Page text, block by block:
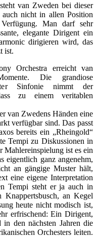
van Zweden bei dieser
nicht in allen Position
Man darf sehr
elegante Dirigent ein
dirigieren wird, das
ist.
Orchestra erreicht van
Die grandiose
Sinfonie nimmt der
zu einem veritablen
van Zwedens Händen eine
verfügbar sind. Das passt
bereits ein „Rheingold“
Tempi zu Diskussionen in
Mahlereinspielung ist es ein
eigentlich ganz angenehm,
an gängige Muster hält,
eine eigene Interpretation
Tempi steht er ja auch in
an Kegel
heute nicht modisch ist,
erfrischend: Ein Dirigent,
den nächsten Jahren die
Orchesters leiten.